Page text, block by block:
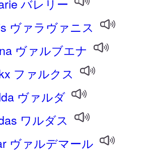
ヴァラヴァニス
ヴァルブエナ
ファルクス
ヴァルダ
ワルダス
ヴァルデマール